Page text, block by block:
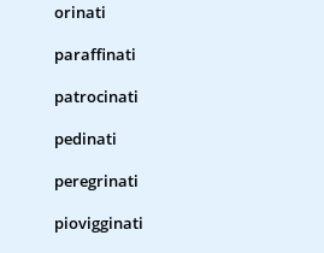
orinati
paraffinati
patrocinati
pedinati
peregrinati
piovigginati